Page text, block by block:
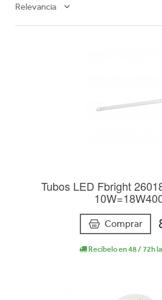
Relevancia
Tubos LED Fbright
Comprar
Recíbelo en 48 / 72h